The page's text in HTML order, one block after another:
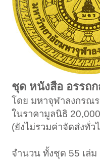
ชุด หนังสือ อรรถ
โดย มหาจุฬาลงกรณ
ในราคามูลนิธิ
(ยังไม่รวมค่าจัดส่งทั่ว
จำนวน ทั้งชุด 55 เล่ม